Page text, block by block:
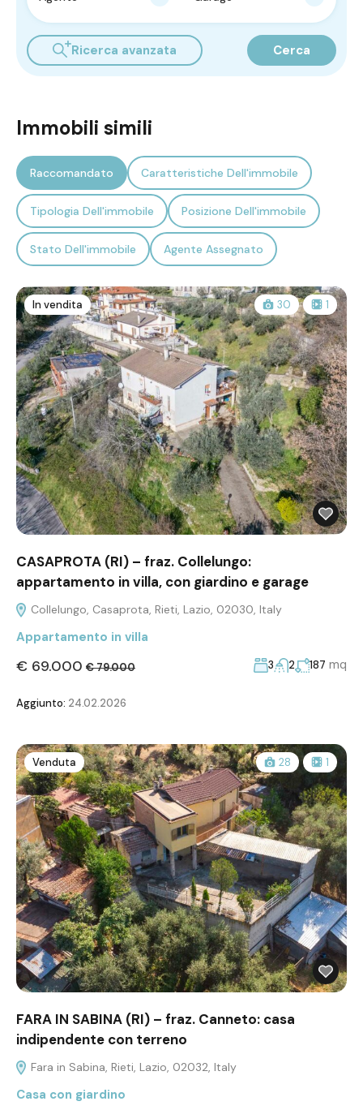
Ricerca avanzata Cerca
Immobili simili
Raccomandato Caratteristiche Dell'immobile
Tipologia Dell'immobile Posizione Dell'immobile
Stato Dell'immobile Agente Assegnato
In vendita 30 1
CASAPROTA (RI) – fraz. Collelungo:
appartamento in villa, con giardino e garage
Collelungo, Casaprota, Rieti, Lazio, 02030, Italy
Appartamento in villa
€ 69.000 € 79.000 3 2 187 mq
Aggiunto: 24.02.2026
Venduta 28 1
FARA IN SABINA (RI) – fraz. Canneto: casa
indipendente con terreno
Fara in Sabina, Rieti, Lazio, 02032, Italy
Casa con giardino